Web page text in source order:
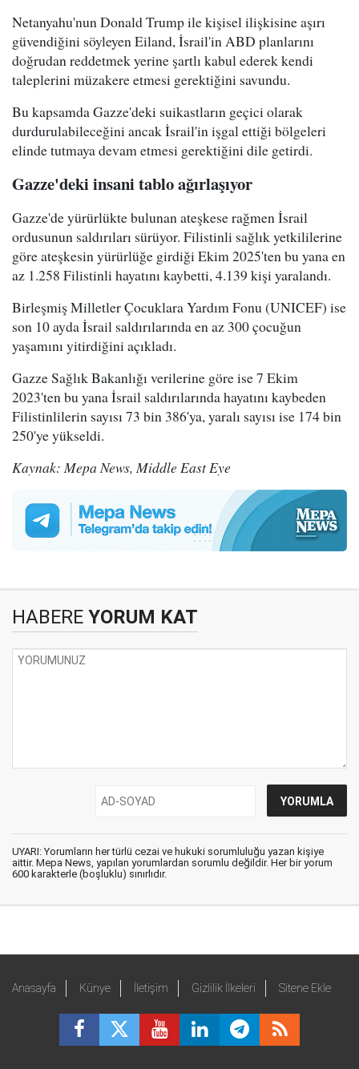
Netanyahu'nun Donald Trump ile kişisel ilişkisine aşırı
güvendiğini söyleyen Eiland, İsrail'in ABD planlarını
doğrudan reddetmek yerine şartlı kabul ederek kendi
taleplerini müzakere etmesi gerektiğini savundu.
Bu kapsamda Gazze'deki suikastların geçici olarak
durdurulabileceğini ancak İsrail'in işgal ettiği bölgeleri
elinde tutmaya devam etmesi gerektiğini dile getirdi.
Gazze'deki insani tablo ağırlaşıyor
Gazze'de yürürlükte bulunan ateşkese rağmen İsrail
ordusunun saldırıları sürüyor. Filistinli sağlık yetkililerine
göre ateşkesin yürürlüğe girdiği Ekim 2025'ten bu yana en
az 1.258 Filistinli hayatını kaybetti, 4.139 kişi yaralandı.
Birleşmiş Milletler Çocuklara Yardım Fonu (UNICEF) ise
son 10 ayda İsrail saldırılarında en az 300 çocuğun
yaşamını yitirdiğini açıkladı.
Gazze Sağlık Bakanlığı verilerine göre ise 7 Ekim
2023'ten bu yana İsrail saldırılarında hayatını kaybeden
Filistinlilerin sayısı 73 bin 386'ya, yaralı sayısı ise 174 bin
250'ye yükseldi.
Kaynak: Mepa News, Middle East Eye
HABERE YORUM KAT
UYARI: Yorumların her türlü cezai ve hukuki sorumluluğu yazan kişiye
aittir. Mepa News, yapılan yorumlardan sorumlu değildir. Her bir yorum
600 karakterle (boşluklu) sınırlıdır.
Anasayfa Künye İletişim Gizlilik İlkeleri Sitene Ekle